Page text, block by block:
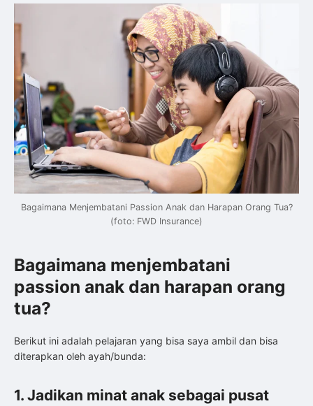
Bagaimana Menjembatani Passion Anak dan Harapan Orang Tua?
(foto: FWD Insurance)
Bagaimana menjembatani
passion anak dan harapan orang
tua?
Berikut ini adalah pelajaran yang bisa saya ambil dan bisa
diterapkan oleh ayah/bunda:
1. Jadikan minat anak sebagai pusat